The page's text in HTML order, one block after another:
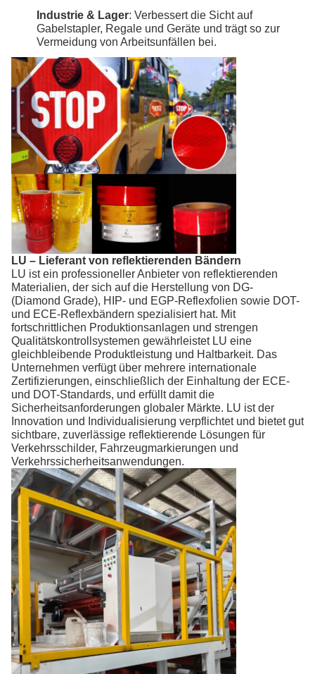
Industrie & Lager: Verbessert die Sicht auf
Gabelstapler, Regale und Geräte und trägt so zur
Vermeidung von Arbeitsunfällen bei.
LU – Lieferant von reflektierenden Bändern
LU ist ein professioneller Anbieter von reflektierenden
Materialien, der sich auf die Herstellung von DG-
(Diamond Grade), HIP- und EGP-Reflexfolien sowie DOT-
und ECE-Reflexbändern spezialisiert hat. Mit
fortschrittlichen Produktionsanlagen und strengen
Qualitätskontrollsystemen gewährleistet LU eine
gleichbleibende Produktleistung und Haltbarkeit. Das
Unternehmen verfügt über mehrere internationale
Zertifizierungen, einschließlich der Einhaltung der ECE-
und DOT-Standards, und erfüllt damit die
Sicherheitsanforderungen globaler Märkte. LU ist der
Innovation und Individualisierung verpflichtet und bietet gut
sichtbare, zuverlässige reflektierende Lösungen für
Verkehrsschilder, Fahrzeugmarkierungen und
Verkehrssicherheitsanwendungen.